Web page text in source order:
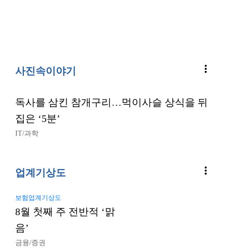
사진속이야기 more_vert
독사를 삼킨 참개구리…먹이사슬 상식을 뒤
집은 ‘5분’
IT/과학
업계기상도 more_vert
보험업계기상도
8월 첫째 주 전반적 ‘맑
음’
금융/증권